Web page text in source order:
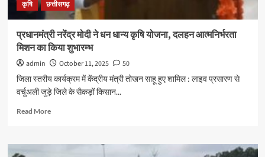
का
प्रदर्शन
कृषि छत्तीसगढ़
प्रधानमंत्री नरेंद्र मोदी ने धन धान्य कृषि योजना, दलहन आत्मनिर्भरता
मिशन का किया शुभारम्भ
admin October 11, 2025
50
जिला स्तरीय कार्यक्रम में केंद्रीय मंत्री तोखन साहू हुए शामिल : लाइव प्रसारण से
वर्चुअली जुड़े जिले के सैकड़ों किसान...
Read MoreRead
प्रधानमंत्री